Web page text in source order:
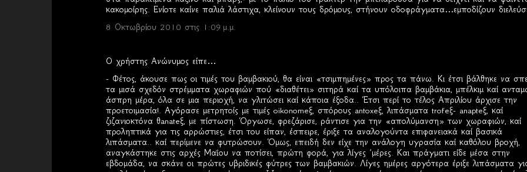
κακομοίρης. Ενίοτε καίνε παλιά λάστιχα, κλείνουν τους δρόμους, στήνουν οδοφράγματα…εμποδίζουν
8 Οκτωβρίου 2010 στις 1:09 μ.μ.
Ο χρήστης Ανώνυμος είπε…
- Φέτος, άκουσε πως οι τιμές του βαμβακιού, θα είναι «τσιμπημένες» προς τα πάνω. Κι έτσι βάλθηκε να
τα μισά σχεδόν στρέμματα χωραφιών πού «διαθέτει» σιτηρά καί τα υπόλοιπα βαμβάκια, μπέλκιμ καί
άσπρη μέρα, όλα σε μια περιοχή, να γλιτώσει καί κάποια έξοδα.. Έτσι περί το τέλος Απριλίου άρχισε την
προετοιμασία!. Αγόρασε μετρητοίς με τιμές oikonomeξ, σπόρους antoxeξ, λιπάσματα trofeξ- anapteξ, καί
ζιζανιοκτόνα θanateξ, με πίστωση. Όργωσε, φρεζάρισε, ράντισε για την «απολύμανση» των χωραφιών, καί
προληπτικά για τις αρρώστιες, έτσι του είπαν, έσπειρε, έριξε τα αναλογούντα επιφανειακά καί βασικά
λιπάσματα.. καί περίμενε να φυτρώσουν. Όμως, επειδή δεν είχε την ανάλογη υγρασία καί καθόλου βροχή,
αναγκάστηκε στις αρχές Μαΐου να ποτίσει, πρώτη φορά, για λίγες ΄μέρες. Και πράγματι είδε μέσα στην
εβδομάδα, να σκάνε οι πρώτες υβριδικές φύτρες των βαμβακιών. Λίγες ημέρες αργότερα έριξε λιπάσματα